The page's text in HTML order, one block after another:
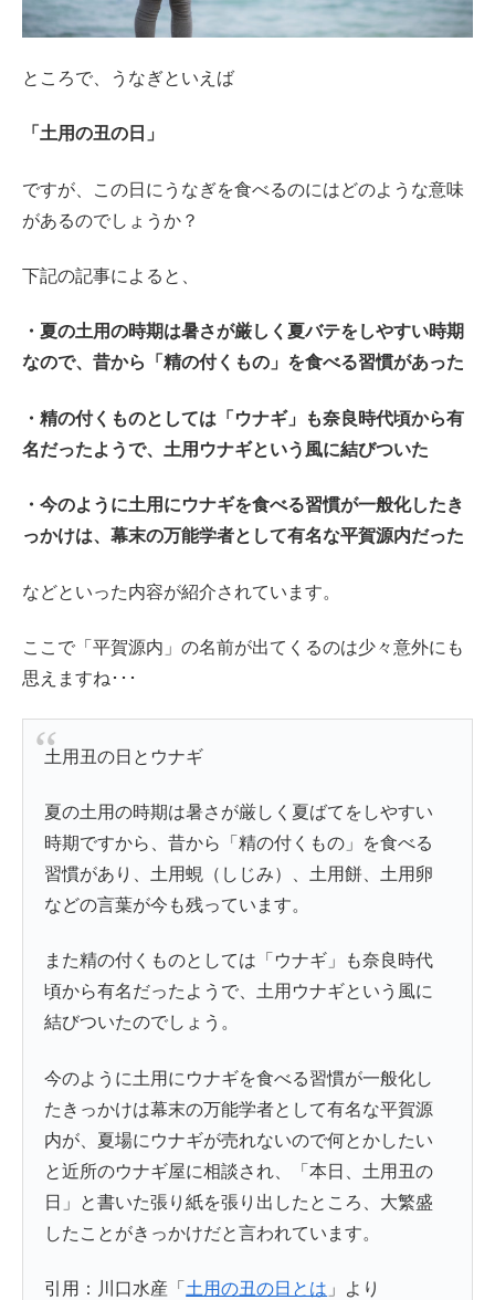
ところで、うなぎといえば
「土用の丑の日」
ですが、この日にうなぎを食べるのにはどのような意味
があるのでしょうか？
下記の記事によると、
・夏の土用の時期は暑さが厳しく夏バテをしやすい時期
なので、昔から「精の付くもの」を食べる習慣があった
・精の付くものとしては「ウナギ」も奈良時代頃から有
名だったようで、土用ウナギという風に結びついた
・今のように土用にウナギを食べる習慣が一般化したき
っかけは、幕末の万能学者として有名な平賀源内だった
などといった内容が紹介されています。
ここで「平賀源内」の名前が出てくるのは少々意外にも
思えますね･･･
土用丑の日とウナギ
夏の土用の時期は暑さが厳しく夏ばてをしやすい
時期ですから、昔から「精の付くもの」を食べる
習慣があり、土用蜆（しじみ）、土用餅、土用卵
などの言葉が今も残っています。
また精の付くものとしては「ウナギ」も奈良時代
頃から有名だったようで、土用ウナギという風に
結びついたのでしょう。
今のように土用にウナギを食べる習慣が一般化し
たきっかけは幕末の万能学者として有名な平賀源
内が、夏場にウナギが売れないので何とかしたい
と近所のウナギ屋に相談され、「本日、土用丑の
日」と書いた張り紙を張り出したところ、大繁盛
したことがきっかけだと言われています。
引用：川口水産「 土用の丑の日とは 」より